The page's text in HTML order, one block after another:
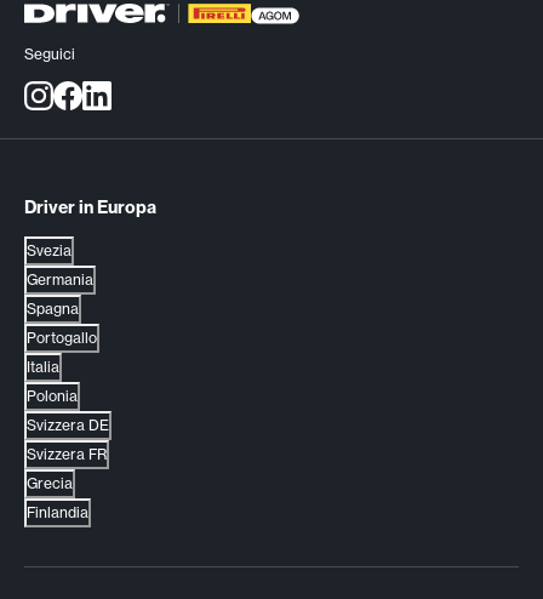
Seguici
Driver in Europa
Svezia
Germania
Spagna
Portogallo
Italia
Polonia
Svizzera DE
Svizzera FR
Grecia
Finlandia